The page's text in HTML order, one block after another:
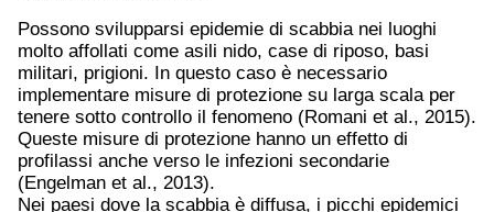
Possono svilupparsi epidemie di scabbia nei luoghi
molto affollati come asili nido, case di riposo, basi
militari, prigioni. In questo caso è necessario
implementare misure di protezione su larga scala per
tenere sotto controllo il fenomeno (Romani et al., 2015).
Queste misure di protezione hanno un effetto di
profilassi anche verso le infezioni secondarie
(Engelman et al., 2013).
Nei paesi dove la scabbia è diffusa, i picchi epidemici